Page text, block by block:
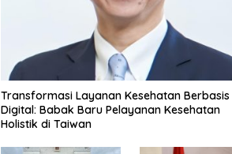
Transformasi Layanan Kesehatan Berbasis
Digital: Babak Baru Pelayanan Kesehatan
Holistik di Taiwan